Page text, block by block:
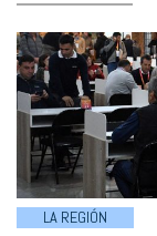
LA REGIÓN